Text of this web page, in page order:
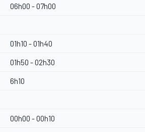
06h00 - 07h00
01h10 - 01h40
01h50 - 02h30
6h10
00h00 - 00h10